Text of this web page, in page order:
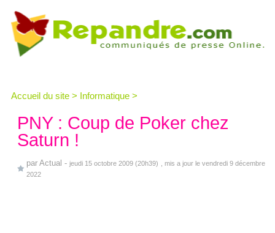
Accueil du site > Informatique >
PNY : Coup de Poker chez
Saturn !
par Actual - jeudi 15 octobre 2009 (20h39)
, mis a jour le vendredi 9 décembre
2022